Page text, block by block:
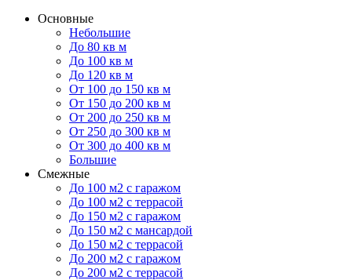
Основные
Небольшие
До 80 кв м
До 100 кв м
До 120 кв м
От 100 до 150 кв м
От 150 до 200 кв м
От 200 до 250 кв м
От 250 до 300 кв м
От 300 до 400 кв м
Большие
Смежные
До 100 м2 с гаражом
До 100 м2 с террасой
До 150 м2 с гаражом
До 150 м2 с мансардой
До 150 м2 с террасой
До 200 м2 с гаражом
До 200 м2 с террасой